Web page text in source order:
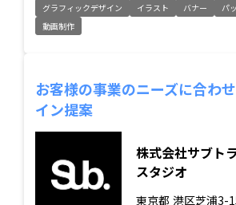
グラフィックデザイン
イラスト バナー
パ
動画制作
お客様の事業のニーズに合わ
イン提案
株式会社サブト
スタジオ
東京都 港区芝浦3-